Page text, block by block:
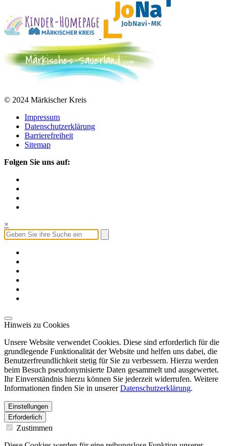
© 2024 Märkischer Kreis
Impressum
Datenschutzerklärung
Barrierefreiheit
Sitemap
Folgen Sie uns auf:
×
Hinweis zu Cookies
Unsere Website verwendet Cookies. Diese sind erforderlich für die
grundlegende Funktionalität der Website und helfen uns dabei, die
Benutzerfreundlichkeit stetig für Sie zu verbessern. Hierzu werden
beim Besuch pseudonymisierte Daten gesammelt und ausgewertet.
Ihr Einverständnis hierzu können Sie jederzeit widerrufen. Weitere
Informationen finden Sie in unsererDatenschutzerklärung.
Einstellungen
Erforderlich
Zustimmen